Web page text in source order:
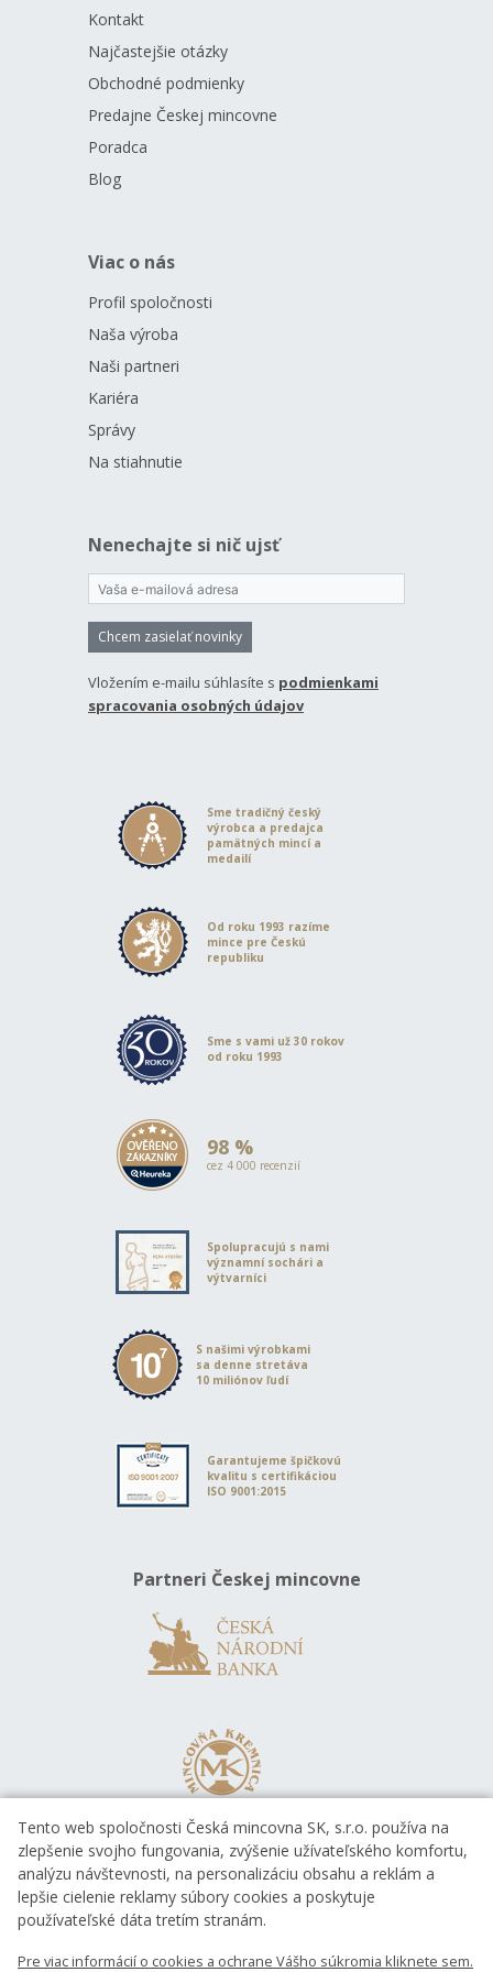
Kontakt
Najčastejšie otázky
Obchodné podmienky
Predajne Českej mincovne
Poradca
Blog
Viac o nás
Profil spoločnosti
Naša výroba
Naši partneri
Kariéra
Správy
Na stiahnutie
Nenechajte si nič ujsť
Chcem zasielať novinky
Vložením e-mailu súhlasíte s podmienkami
spracovania osobných údajov
Sme tradičný český
výrobca a predajca
pamätných mincí a
medailí
Od roku 1993 razíme
mince pre Českú
republiku
Sme s vami už 30 rokov
od roku 1993
98 %
cez 4 000 recenzií
Spolupracujú s nami
významní sochári a
výtvarníci
S našimi výrobkami
sa denne stretáva
10 miliónov ľudí
Garantujeme špičkovú
kvalitu s certifikáciou
ISO 9001:2015
Partneri Českej mincovne
Tento web spoločnosti Česká mincovna SK, s.r.o. používa na
zlepšenie svojho fungovania, zvýšenie užívateľského komfortu,
analýzu návštevnosti, na personalizáciu obsahu a reklám a
lepšie cielenie reklamy súbory cookies a poskytuje
používateľské dáta tretím stranám.
Pre viac informácií o cookies a ochrane Vášho súkromia kliknete sem.